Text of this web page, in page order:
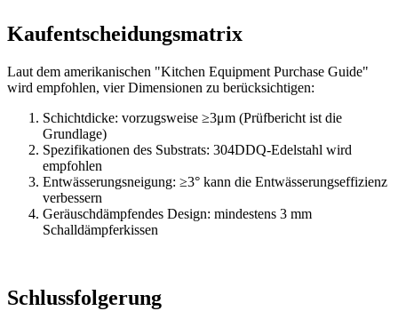
Kaufentscheidungsmatrix
Laut dem amerikanischen "Kitchen Equipment Purchase Guide"
wird empfohlen, vier Dimensionen zu berücksichtigen:
Schichtdicke: vorzugsweise ≥3μm (Prüfbericht ist die
Grundlage)
Spezifikationen des Substrats: 304DDQ-Edelstahl wird
empfohlen
Entwässerungsneigung: ≥3° kann die Entwässerungseffizienz
verbessern
Geräuschdämpfendes Design: mindestens 3 mm
Schalldämpferkissen
Schlussfolgerung